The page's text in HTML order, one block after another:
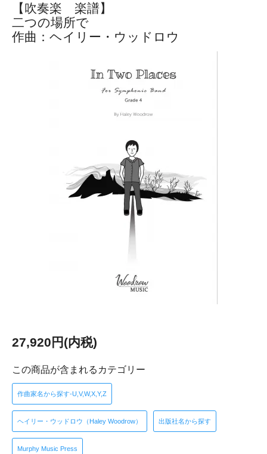
【吹奏楽 楽譜】
二つの場所で
作曲：ヘイリー・ウッドロウ
27,920円(内税)
この商品が含まれるカテゴリー
作曲家名から探す-U,V,W,X,Y,Z
ヘイリー・ウッドロウ（Haley Woodrow） 出版社名から探す
Murphy Music Press